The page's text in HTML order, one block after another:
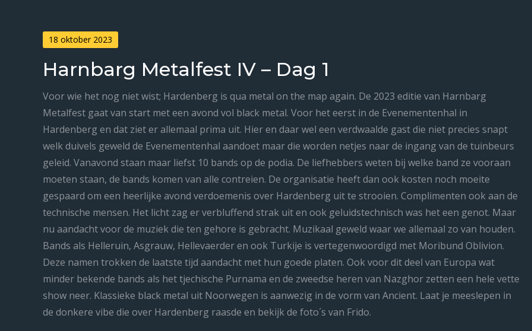
Posted
18 oktober 2023
Harnbarg Metalfest IV – Dag 1
Voor wie het nog niet wist; Hardenberg is qua metal on the map again. De 2023 editie van Harnbarg
Metalfest gaat van start met een avond vol black metal. Voor het eerst in de Evenementenhal in
Hardenberg en dat ziet er allemaal prima uit. Hier en daar wel een verdwaalde gast die niet precies snapt
welk duivels geweld de Evenementenhal aandoet maar die worden netjes naar de ingang van de tuinbeurs
geleid. Vanavond staan maar liefst 10 bands op de podia. De liefhebbers weten bij welke band ze vooraan
moeten staan, de bands komen van alle contreien. De organisatie heeft dan ook kosten noch moeite
gespaard om een heerlijke avond verdoemenis over Hardenberg uit te strooien. Complimenten ook aan de
technische mensen. Het licht zag er verbluffend strak uit en ook geluidstechnisch was het een genot. Maar
nu aandacht voor de muziek die ten gehore is gebracht. Muzikaal geweld waar we allemaal zo van houden.
Bands als Helleruin, Asgrauw, Hellevaerder en ook Turkije is vertegenwoordigd met Moribund Oblivion.
Deze namen trokken de laatste tijd aandacht met hun goede platen. Ook voor dit deel van Europa wat
minder bekende bands als het tjechische Purnama en de zweedse heren van Nazghor zetten een hele vette
show neer. Klassieke black metal uit Noorwegen is aanwezig in de vorm van Ancient. Laat je meeslepen in
de donkere vibe die over Hardenberg raasde en bekijk de foto´s van Frido.